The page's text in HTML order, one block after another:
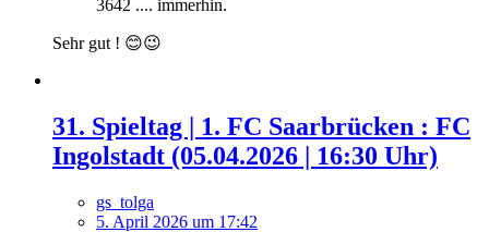
3642 .... immerhin.
Sehr gut ! 😊😉
31. Spieltag | 1. FC Saarbrücken : FC
Ingolstadt (05.04.2026 | 16:30 Uhr)
gs_tolga
5. April 2026 um 17:42